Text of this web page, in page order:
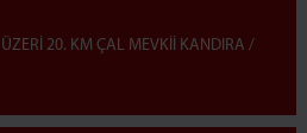
20. KM ÇAL MEVKİİ KANDIRA /